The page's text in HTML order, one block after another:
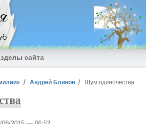
сайта
Андрей Блинов Шум одиночества